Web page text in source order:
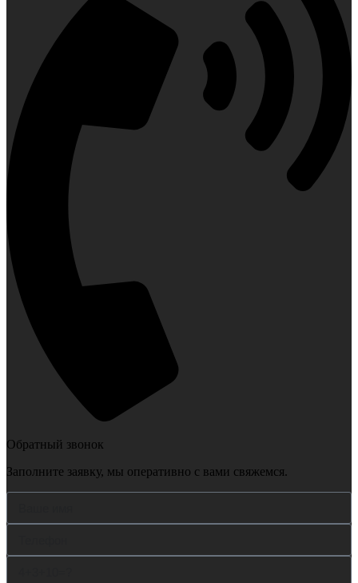
Обратный звонок
Заполните заявку, мы оперативно с вами свяжемся.